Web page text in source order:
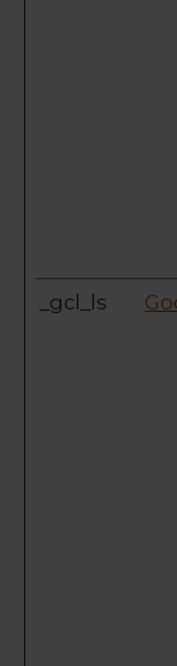
_gcl_ls